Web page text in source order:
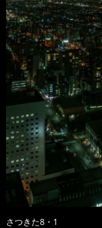
さつきた8・1